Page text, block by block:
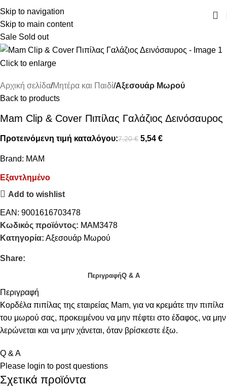
Skip to navigation
Skip to main content
ΔΩΡΕΑΝ ΜΕΤΑΦΟΡΙΚΑ ΑΝΩ ΤΩΝ 45€
Sale Sold out
Click to enlarge
Αρχική σελίδα Μητέρα και Παιδί Αξεσουάρ Μωρού
Back to products
Mam Clip & Cover Πιπίλας Γαλάζιος Δεινόσαυρος
Προτεινόμενη τιμή καταλόγου:7,20€ 5,54 €
Brand: MAM
Εξαντλημένο
Add to wishlist
EAN: 9001616703478
Κωδικός προϊόντος: MAM3478
Κατηγορία: Αξεσουάρ Μωρού
Share:
ΠεριγραφήQ & A
Περιγραφή
Κορδέλα πιπίλας της εταιρείας Mam, για να κρεμάτε την πιπίλα
του μωρού σας, προκειμένου να μην πέφτει στο έδαφος, να μην
λερώνεται και να μην χάνεται, όταν βρίσκεστε έξω.
Q & A
Please login to post questions
Σχετικά προϊόντα